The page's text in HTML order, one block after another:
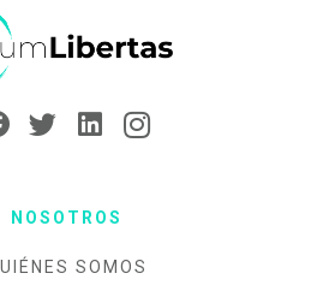
NOSOTROS
SOMOS